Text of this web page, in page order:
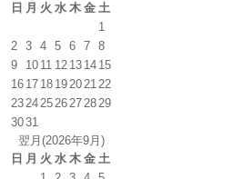
日 月 火 水 木 金 土
1
2
3 4 5 6 7
8
9
10 11 12 13 14 15
16 17 18 19202122
23242526272829
3031
翌月(2026年9月)
日 月 火 水 木 金 土